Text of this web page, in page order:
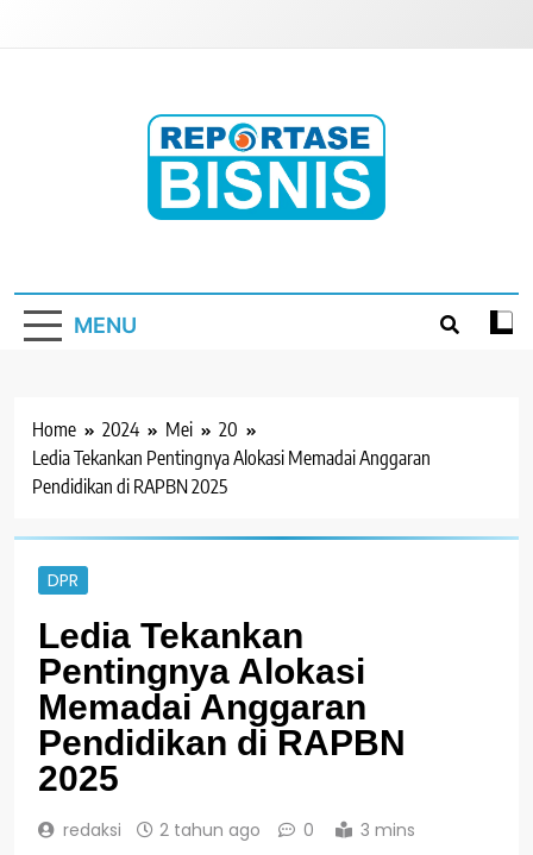
MENU
Home 2024 Mei
20
Ledia Tekankan Pentingnya Alokasi Memadai Anggaran
Pendidikan di RAPBN 2025
DPR
Ledia Tekankan
Pentingnya Alokasi
Memadai Anggaran
Pendidikan di RAPBN
2025
redaksi 2 tahun ago 0 3 mins